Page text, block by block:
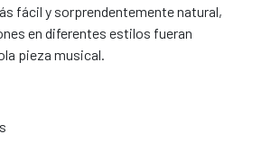
fácil y sorprendentemente natural,
en diferentes estilos fueran
pieza musical.